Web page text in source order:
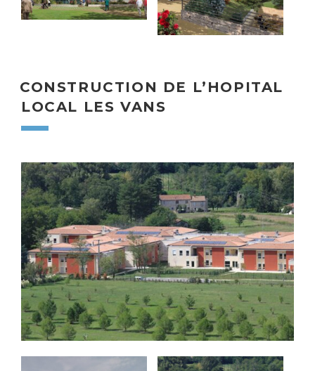
CONSTRUCTION DE L’HOPITAL
LOCAL LES VANS